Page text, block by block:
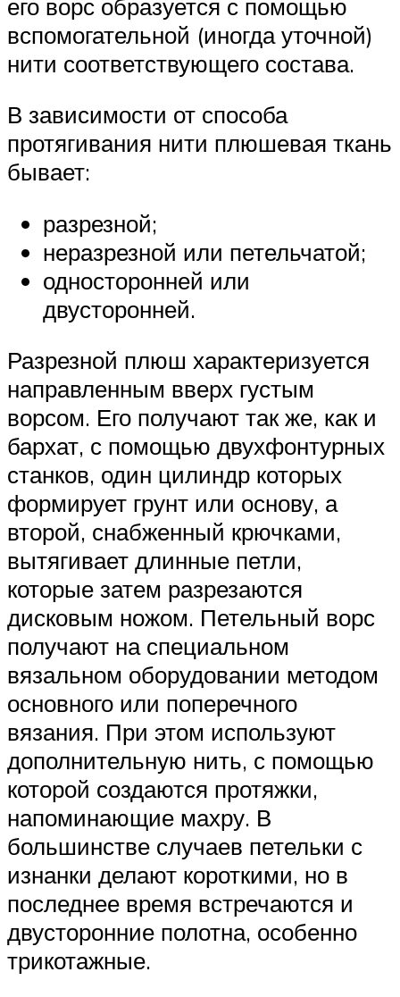
его ворс образуется с помощью
вспомогательной (иногда уточной)
нити соответствующего состава.
В зависимости от способа
протягивания нити плюшевая ткань
бывает:
разрезной;
неразрезной или петельчатой;
односторонней или
двусторонней.
Разрезной плюш характеризуется
направленным вверх густым
ворсом. Его получают так же, как и
бархат, с помощью двухфонтурных
станков, один цилиндр которых
формирует грунт или основу, а
второй, снабженный крючками,
вытягивает длинные петли,
которые затем разрезаются
дисковым ножом. Петельный ворс
получают на специальном
вязальном оборудовании методом
основного или поперечного
вязания. При этом используют
дополнительную нить, с помощью
которой создаются протяжки,
напоминающие махру. В
большинстве случаев петельки с
изнанки делают короткими, но в
последнее время встречаются и
двусторонние полотна, особенно
трикотажные.